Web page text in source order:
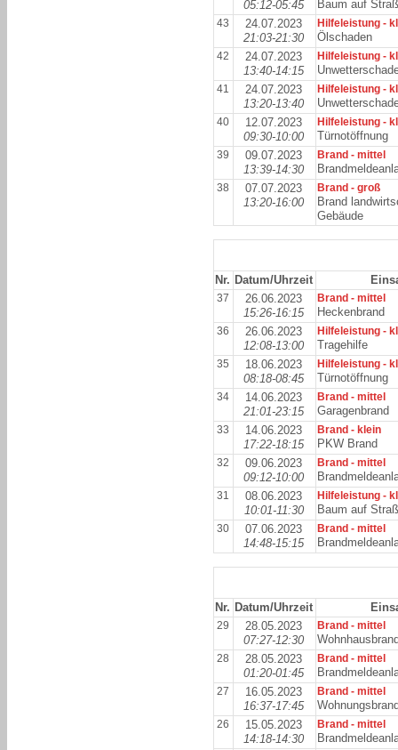
05:12-05:45 Baum auf
43
24.07.2023
21:03-21:30
Hilfeleistung -
Ölschaden
42
24.07.2023
13:40-14:15
Hilfeleistung -
41
24.07.2023
13:20-13:40
Hilfeleistung -
40
12.07.2023
09:30-10:00
Hilfeleistung -
Türnotöffnung
39
09.07.2023
13:39-14:30
Brand - mittel
38
07.07.2023
13:20-16:00
Brand - groß
Brand
Gebäude
Nr. Datum/Uhrzeit
37
26.06.2023
15:26-16:15
Brand - mittel
Heckenbrand
36
26.06.2023
12:08-13:00
Hilfeleistung -
Tragehilfe
35
18.06.2023
08:18-08:45
Hilfeleistung -
Türnotöffnung
34
14.06.2023
21:01-23:15
Brand - mittel
Garagenbrand
33
14.06.2023
17:22-18:15
Brand - klein
PKW Brand
32
09.06.2023
09:12-10:00
Brand - mittel
31
08.06.2023
10:01-11:30
Hilfeleistung -
Baum auf
30
07.06.2023
14:48-15:15
Brand - mittel
Nr. Datum/Uhrzeit
29
28.05.2023
07:27-12:30
Brand - mittel
28
28.05.2023
01:20-01:45
Brand - mittel
27
16.05.2023
16:37-17:45
Brand - mittel
26
15.05.2023
14:18-14:30
Brand - mittel